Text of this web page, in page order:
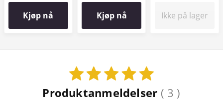
Kjøp nå Kjøp nå Ikke på lager
Produktanmeldelser ( 3 )